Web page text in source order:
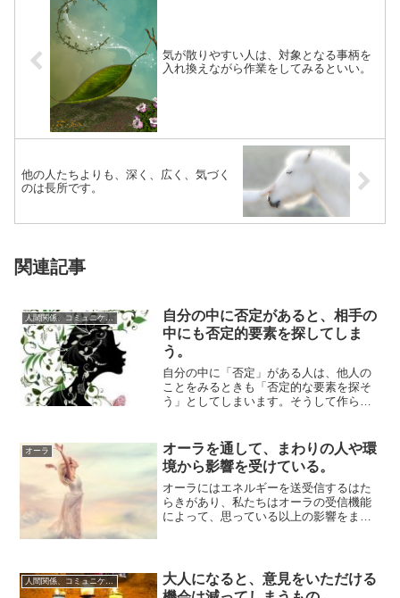
気が散りやすい人は、対象となる事柄を
入れ換えながら作業をしてみるといい。
他の人たちよりも、深く、広く、気づく
のは長所です。
関連記事
自分の中に否定があると、相手の
中にも否定的要素を探してしま
う。
自分の中に「否定」がある人は、他人の
ことをみるときも「否定的な要素を探そ
う」としてしまいます。そうして作られ
オーラ
オーラを通して、まわりの人や環
境から影響を受けている。
オーラにはエネルギーを送受信するはた
らきがあり、私たちはオーラの受信機能
によって、思っている以上の影響をまわ
大人になると、意見をいただける